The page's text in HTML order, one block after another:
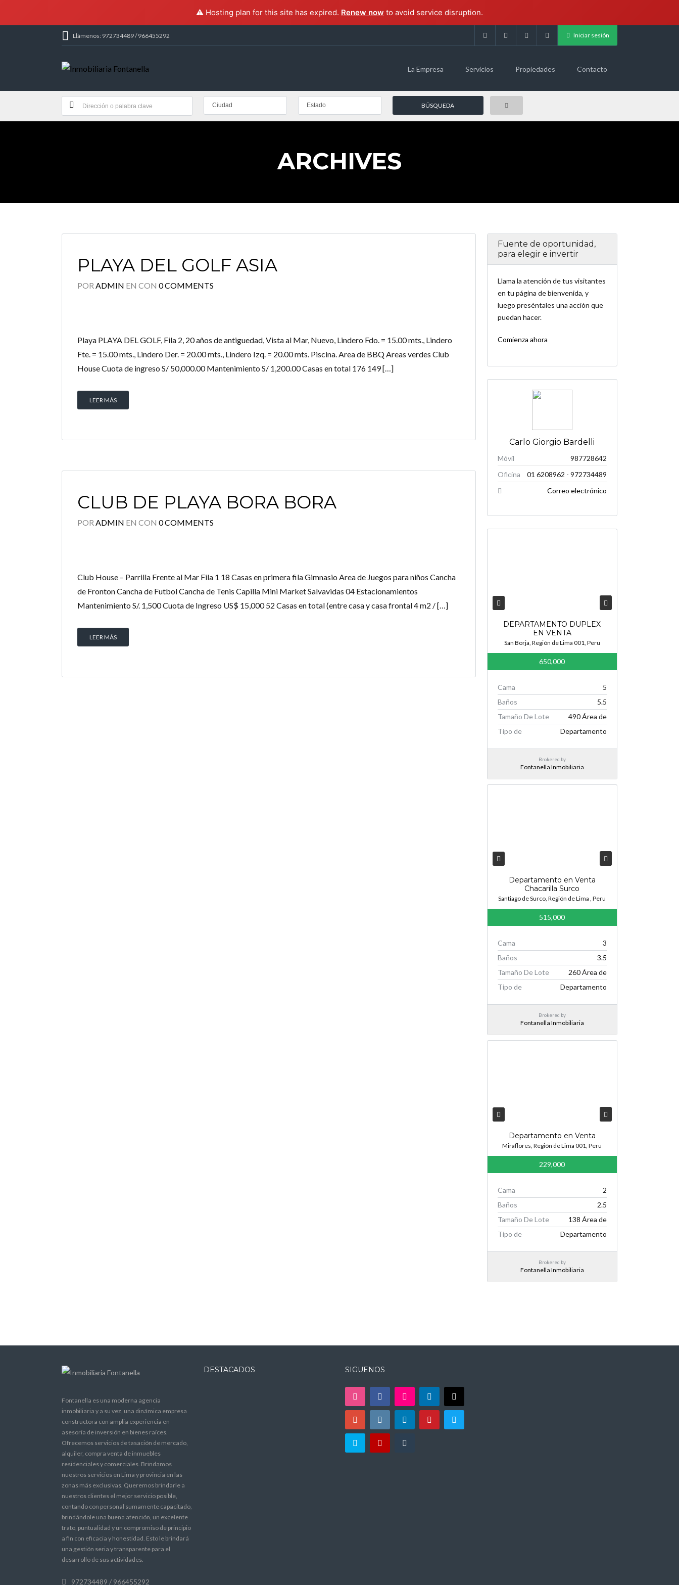
⚠️ Hosting plan for this site has expired. Renew now to avoid service disruption.
Password
Llámenos: 972734489 / 966455292 Iniciar sesión
La Empresa Servicios Propiedades Contacto
Ciudad Estado
ARCHIVES
PLAYA DEL GOLF ASIA
POR ADMIN EN CON 0 COMMENTS
Playa PLAYA DEL GOLF, Fila 2, 20 años de antiguedad, Vista al Mar, Nuevo, Lindero Fdo. = 15.00 mts., Lindero
Fte. = 15.00 mts., Lindero Der. = 20.00 mts., Lindero Izq. = 20.00 mts. Piscina. Area de BBQ Areas verdes Club
House Cuota de ingreso S/ 50,000.00 Mantenimiento S/ 1,200.00 Casas en total 176 149 […]
LEER MÁS
CLUB DE PLAYA BORA BORA
POR ADMIN EN CON 0 COMMENTS
Club House – Parrilla Frente al Mar Fila 1 18 Casas en primera fila Gimnasio Area de Juegos para niños Cancha
de Fronton Cancha de Futbol Cancha de Tenis Capilla Mini Market Salvavidas 04 Estacionamientos
Mantenimiento S/. 1,500 Cuota de Ingreso US$ 15,000 52 Casas en total (entre casa y casa frontal 4 m2 / […]
LEER MÁS
Fuente de oportunidad,
para elegir e invertir
Llama la atención de tus visitantes
en tu página de bienvenida, y
luego preséntales una acción que
puedan hacer.
Comienza ahora
Carlo Giorgio Bardelli
Móvil
987728642
Oficina
01 6208962 - 972734489
Correo electrónico
DEPARTAMENTO DUPLEX
EN VENTA
San Borja, Región de Lima 001, Peru
650,000
Cama
5
Baños
5.5
Tamaño De Lote
490 Área de
Tipo de
Departamento
Brokered by
Fontanella Inmobiliaria
Departamento en Venta
Chacarilla Surco
Santiago de Surco, Región de Lima , Peru
515,000
Cama
3
Baños
3.5
Tamaño De Lote
260 Área de
Tipo de
Departamento
Brokered by
Fontanella Inmobiliaria
Departamento en Venta
Miraflores, Región de Lima 001, Peru
229,000
Cama
2
Baños
2.5
Tamaño De Lote
138 Área de
Tipo de
Departamento
Brokered by
Fontanella Inmobiliaria
Fontanella es una moderna agencia
inmobiliaria y a su vez, una dinámica empresa
constructora con amplia experiencia en
asesoría de inversión en bienes raíces.
Ofrecemos servicios de tasación de mercado,
alquiler, compra venta de inmuebles
residenciales y comerciales. Brindamos
nuestros servicios en Lima y provincia en las
zonas más exclusivas. Queremos brindarle a
nuestros clientes el mejor servicio posible,
contando con personal sumamente capacitado,
brindándole una buena atención, un excelente
trato, puntualidad y un compromiso de principio
a fin con eficacia y honestidad. Esto le brindará
una gestión seria y transparente para el
desarrollo de sus actividades.
972734489 / 966455292
DESTACADOS SIGUENOS